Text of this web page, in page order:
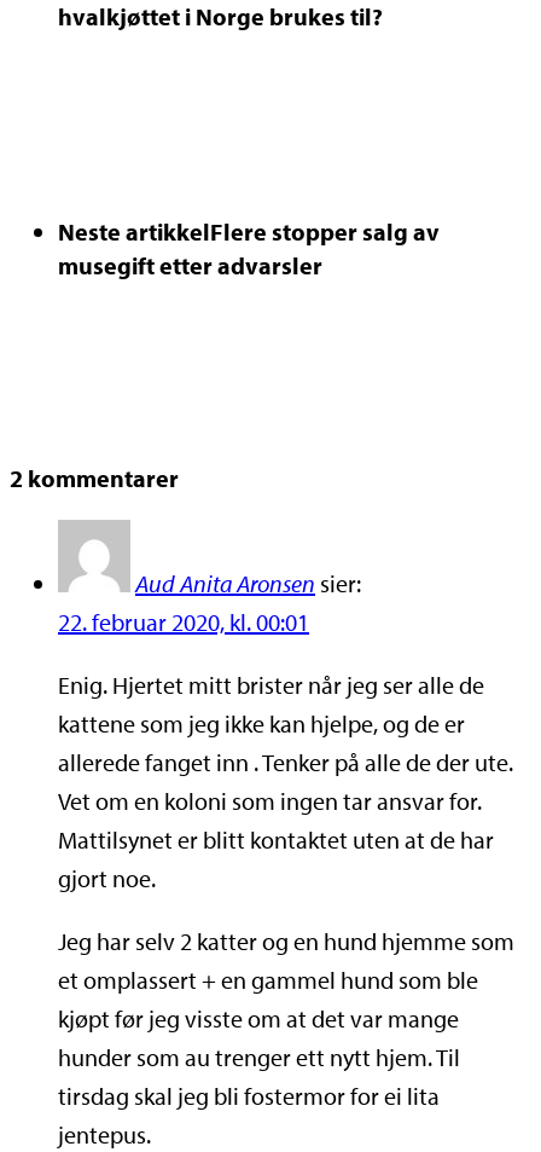
hvalkjøttet i Norge brukes til?
Neste artikkelFlere stopper salg av
musegift etter advarsler
2 kommentarer
Aud Anita Aronsen sier:
22. februar 2020, kl. 00:01
Enig. Hjertet mitt brister når jeg ser alle de
kattene som jeg ikke kan hjelpe, og de er
allerede fanget inn . Tenker på alle de der ute.
Vet om en koloni som ingen tar ansvar for.
Mattilsynet er blitt kontaktet uten at de har
gjort noe.
Jeg har selv 2 katter og en hund hjemme som
et omplassert + en gammel hund som ble
kjøpt før jeg visste om at det var mange
hunder som au trenger ett nytt hjem. Til
tirsdag skal jeg bli fostermor for ei lita
jentepus.